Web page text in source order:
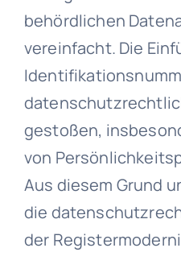
behördlichen
vereinfacht. Die
gestoßen,
von
Aus diesem Grund
die
der